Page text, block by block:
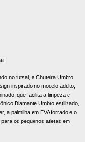
no futsal, a Chuteira Umbro
inspirado no modelo adulto,
que facilita a limpeza e
Diamante Umbro estilizado,
a palmilha em EVA forrado e o
os pequenos atletas em